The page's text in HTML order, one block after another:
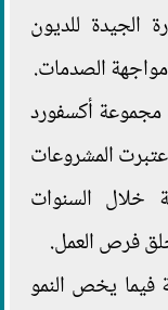
الجيدة للديون
الصدمات.
مجموعة أكسفورد
المشروعات
خلال السنوات
فرص العمل.
فيما يخص النمو